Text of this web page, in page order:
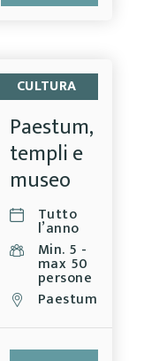
CULTURA
Paestum,
templi e
museo
Tutto
l’anno
Min. 5 -
max 50
persone
Paestum